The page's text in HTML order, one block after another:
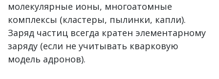
молекулярные ионы, многоатомные
комплексы (кластеры, пылинки, капли).
Заряд частиц всегда кратен элементарному
заряду (если не учитывать кварковую
модель адронов).